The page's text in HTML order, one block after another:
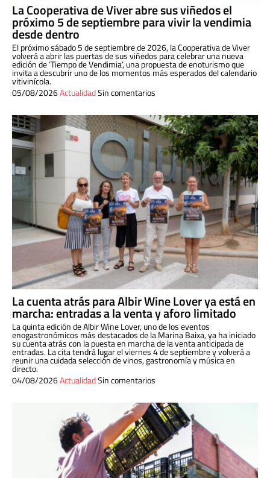
La Cooperativa de Viver abre sus viñedos el
próximo 5 de septiembre para vivir la vendimia
desde dentro
El próximo sábado 5 de septiembre de 2026, la Cooperativa de Viver
volverá a abrir las puertas de sus viñedos para celebrar una nueva
edición de ‘Tiempo de Vendimia’, una propuesta de enoturismo que
invita a descubrir uno de los momentos más esperados del calendario
vitivinícola.
05/08/2026ActualidadSin comentarios
La cuenta atrás para Albir Wine Lover ya está en
marcha: entradas a la venta y aforo limitado
La quinta edición de Albir Wine Lover, uno de los eventos
enogastronómicos más destacados de la Marina Baixa, ya ha iniciado
su cuenta atrás con la puesta en marcha de la venta anticipada de
entradas. La cita tendrá lugar el viernes 4 de septiembre y volverá a
reunir una cuidada selección de vinos, gastronomía y música en
directo.
04/08/2026ActualidadSin comentarios